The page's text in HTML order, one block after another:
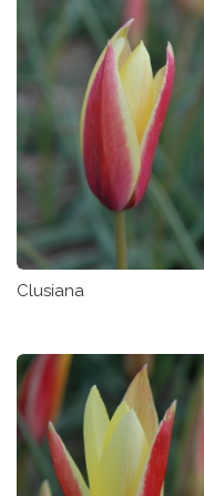
Clusiana